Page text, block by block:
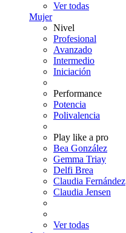
Ver todas
Mujer
Nivel
Profesional
Avanzado
Intermedio
Iniciación
Performance
Potencia
Polivalencia
Play like a pro
Bea González
Gemma Triay
Delfi Brea
Claudia Fernández
Claudia Jensen
Ver todas